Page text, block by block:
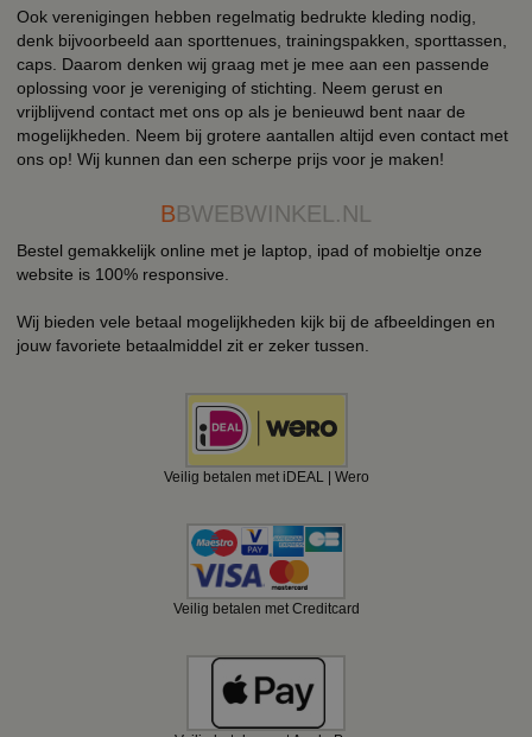
Ook verenigingen hebben regelmatig bedrukte kleding nodig,
denk bijvoorbeeld aan sporttenues, trainingspakken, sporttassen,
caps. Daarom denken wij graag met je mee aan een passende
oplossing voor je vereniging of stichting. Neem gerust en
vrijblijvend contact met ons op als je benieuwd bent naar de
mogelijkheden. Neem bij grotere aantallen altijd even contact met
ons op! Wij kunnen dan een scherpe prijs voor je maken!
BBWEBWINKEL.NL
Bestel gemakkelijk online met je laptop, ipad of mobieltje onze
website is 100% responsive.
Wij bieden vele betaal mogelijkheden kijk bij de afbeeldingen en
jouw favoriete betaalmiddel zit er zeker tussen.
Veilig betalen met iDEAL | Wero
Veilig betalen met Creditcard